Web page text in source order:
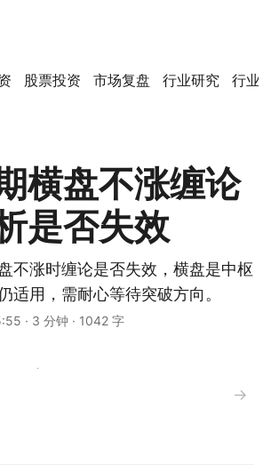
股票投资 市场复盘 行业研究 行业
横盘不涨缠论
是否失效
不涨时缠论是否失效，横盘是中枢
适用，需耐心等待突破方向。
· 3 分钟 · 1042 字
→